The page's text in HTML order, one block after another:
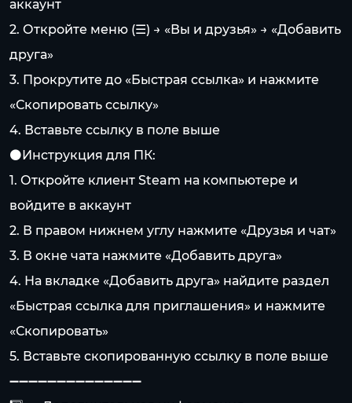
аккаунт
2. Откройте меню (☰) → «Вы и друзья» → «Добавить
друга»
3. Прокрутите до «Быстрая ссылка» и нажмите
«Скопировать ссылку»
4. Вставьте ссылку в поле выше
⚫️Инструкция для ПК:
1. Откройте клиент Steam на компьютере и
войдите в аккаунт
2. В правом нижнем углу нажмите «Друзья и чат»
3. В окне чата нажмите «Добавить друга»
4. На вкладке «Добавить друга» найдите раздел
«Быстрая ссылка для приглашения» и нажмите
«Скопировать»
5. Вставьте скопированную ссылку в поле выше
➖➖➖➖➖➖➖➖➖➖➖➖➖➖